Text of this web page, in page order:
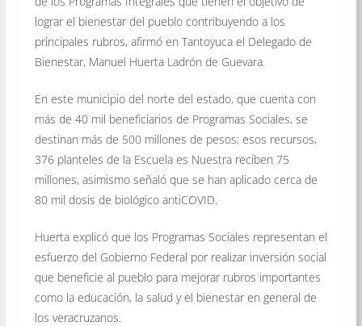
lograr el bienestar del pueblo contribuyendo a los
principales rubros, afirmó en Tantoyuca el Delegado de
Bienestar, Manuel Huerta Ladrón de Guevara.
En este municipio del norte del estado, que cuenta con
más de 40 mil beneficiarios de Programas Sociales, se
destinan más de 500 millones de pesos; esos recursos,
376 planteles de la Escuela es Nuestra reciben 75
millones, asimismo señaló que se han aplicado cerca de
80 mil dosis de biológico antiCOVID.
Huerta explicó que los Programas Sociales representan el
esfuerzo del Gobierno Federal por realizar inversión social
que beneficie al pueblo para mejorar rubros importantes
como la educación, la salud y el bienestar en general de
los veracruzanos.